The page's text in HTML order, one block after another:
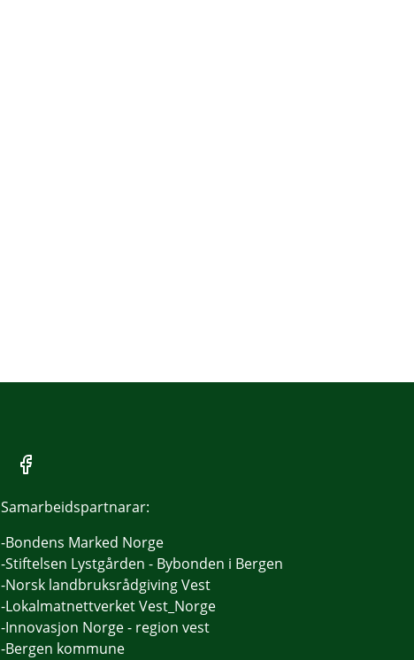
Samarbeidspartnarar:
-Bondens Marked Norge
-Stiftelsen Lystgården - Bybonden i Bergen
-Norsk landbruksrådgiving Vest
-Lokalmatnettverket Vest_Norge
-Innovasjon Norge - region vest
-Bergen kommune